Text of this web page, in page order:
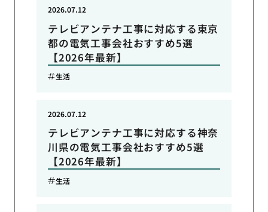
テレビアンテナ工事に対応する東京
都の電気工事会社おすすめ5選
【2026年最新】
2026.07.12
生活
テレビアンテナ工事に対応する神奈
川県の電気工事会社おすすめ5選
【2026年最新】
2026.07.12
生活